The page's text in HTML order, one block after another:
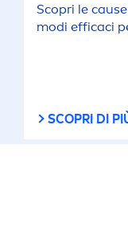
Scopri le
modi efficaci
SCOPRI DI